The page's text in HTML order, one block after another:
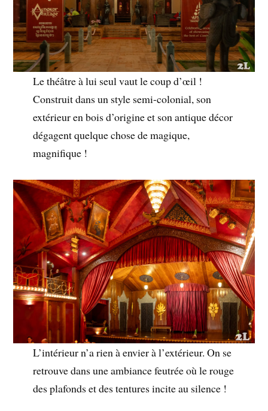
Le théâtre à lui seul vaut le coup d’œil !
Construit dans un style semi-colonial, son
extérieur en bois d’origine et son antique décor
dégagent quelque chose de magique,
magnifique !
L’intérieur n’a rien à envier à l’extérieur. On se
retrouve dans une ambiance feutrée où le rouge
des plafonds et des tentures incite au silence !